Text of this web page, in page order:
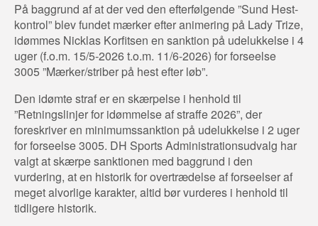
På baggrund af at der ved den efterfølgende ”Sund Hest-
kontrol” blev fundet mærker efter animering på Lady Trize,
idømmes Nicklas Korfitsen en sanktion på udelukkelse i 4
uger (f.o.m. 15/5-2026 t.o.m. 11/6-2026) for forseelse
3005 ”Mærker/striber på hest efter løb”.
Den idømte straf er en skærpelse i henhold til
”Retningslinjer for idømmelse af straffe 2026”, der
foreskriver en minimumssanktion på udelukkelse i 2 uger
for forseelse 3005. DH Sports Administrationsudvalg har
valgt at skærpe sanktionen med baggrund i den
vurdering, at en historik for overtrædelse af forseelser af
meget alvorlige karakter, altid bør vurderes i henhold til
tidligere historik.